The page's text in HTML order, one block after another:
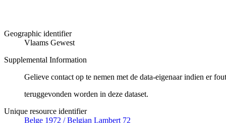
Geographic identifier
Vlaams Gewest
Supplemental Information
Gelieve contact op te nemen met de data-eigenaar indien er
teruggevonden worden in deze dataset.
Unique resource identifier
Belge 1972 / Belgian Lambert 72